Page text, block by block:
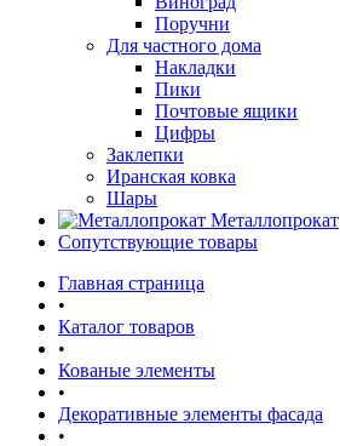
Поручни
Для частного дома
Накладки
Пики
Почтовые ящики
Цифры
Заклепки
Иранская ковка
Шары
Металлопрокат
Сопутствующие товары
Главная страница
•
Каталог товаров
•
Кованые элементы
•
Декоративные элементы фасада
•